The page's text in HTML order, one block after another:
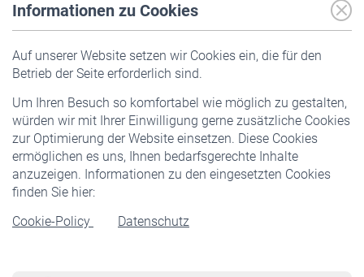
Informationen zu Cookies
Auf unserer Website setzen wir Cookies ein, die für den
Betrieb der Seite erforderlich sind.
Um Ihren Besuch so komfortabel wie möglich zu gestalten,
würden wir mit Ihrer Einwilligung gerne zusätzliche Cookies
zur Optimierung der Website einsetzen. Diese Cookies
ermöglichen es uns, Ihnen bedarfsgerechte Inhalte
anzuzeigen. Informationen zu den eingesetzten Cookies
finden Sie hier:
Cookie-Policy
Datenschutz
Pflichtversicherung
Staatliche Förderung
Veranstaltungen
Rentner
Rentenbeginn
Rente beantragen